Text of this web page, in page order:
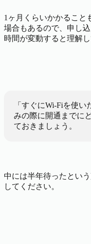
1ヶ月くらいかかること
場合もあるので、申し
時間が変動すると理解し
「すぐにWi-Fiを使
みの際に開通までに
ておきましょう。
中には半年待ったとい
してください。